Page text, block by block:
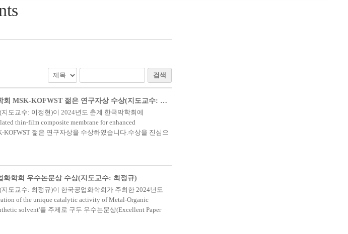
검색
이명석, 2024 춘계 한국막학회 MSK-KOFWST 젊은 연구자상 수상(지도교수: 이정현)
도교수: 이정현)이 2024년도 춘계 한국막학회에
thin-film composite membrane for enhanced
젊은 연구자상을 수상하였습니다.수상을 진심으
화학회 우수논문상 수상(지도교수: 최정규)
도교수: 최정규)이 한국공업화학회가 주최한 2024년도
of the unique catalytic activity of Metal-Organic
solvent'를 주제로 구두 우수논문상(Excellent Paper